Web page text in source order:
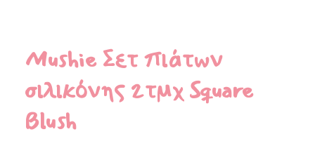
Mushie Σετ πιάτων
σιλικόνης 2τμχ Square
Blush